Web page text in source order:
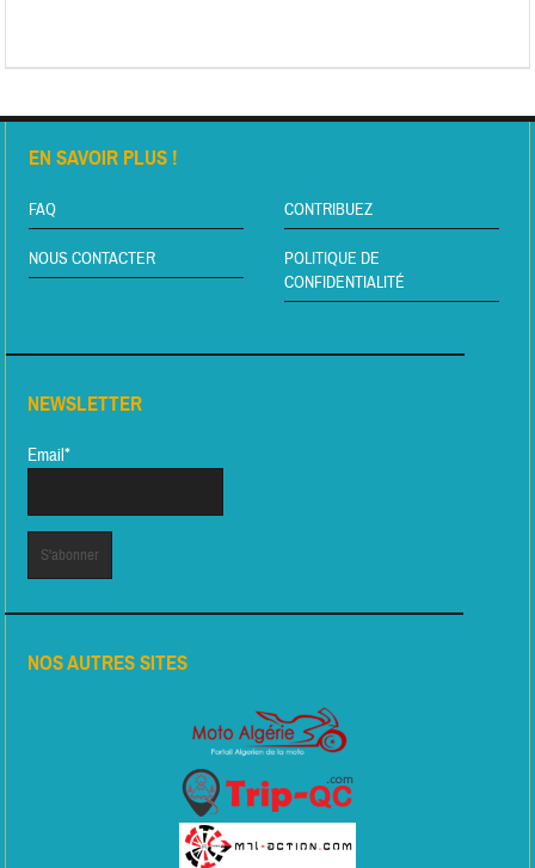
EN SAVOIR PLUS !
FAQ CONTRIBUEZ
NOUS CONTACTER
POLITIQUE DE
CONFIDENTIALITÉ
NEWSLETTER
Email*
NOS AUTRES SITES